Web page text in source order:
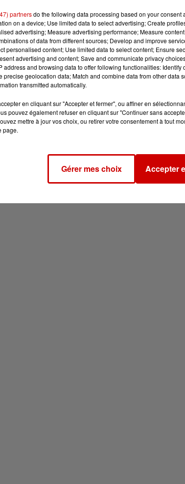
du programme Edurénov porté par la
de l’oral du bac de français "
", avait déclaré l’intersyndicale dans un
de mai et juin 2026, les professeurs
Les températures trop élevées
du
partnersdo the following data processing based on your consent
on a device; Use limited data to select advertising; Create
advertising; Measure advertising performance; Measure
of data from different sources; Develop and improve
personalised content; Use limited data to select content; Ensure
advertising and content; Save and communicate privacy
address and browsing data to offer following functionalities:
precise geolocation data; Match and combine data from other data
transmitted automatically.
en cliquant sur "Accepter et fermer", ou affiner en
pouvez également refuser en cliquant sur "Continuer sans
mettre à jour vos choix, ou retirer votre consentement à tout
page.
Gérer mes choix Accepter